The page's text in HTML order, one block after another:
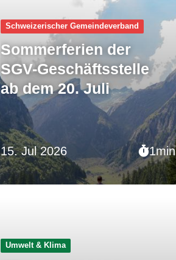
15. Jul 2026 1min
Schweizerischer Gemeinde­verband
Sommerferien der
SGV-Geschäftsstelle
ab dem 20. Juli
Umwelt & Klima